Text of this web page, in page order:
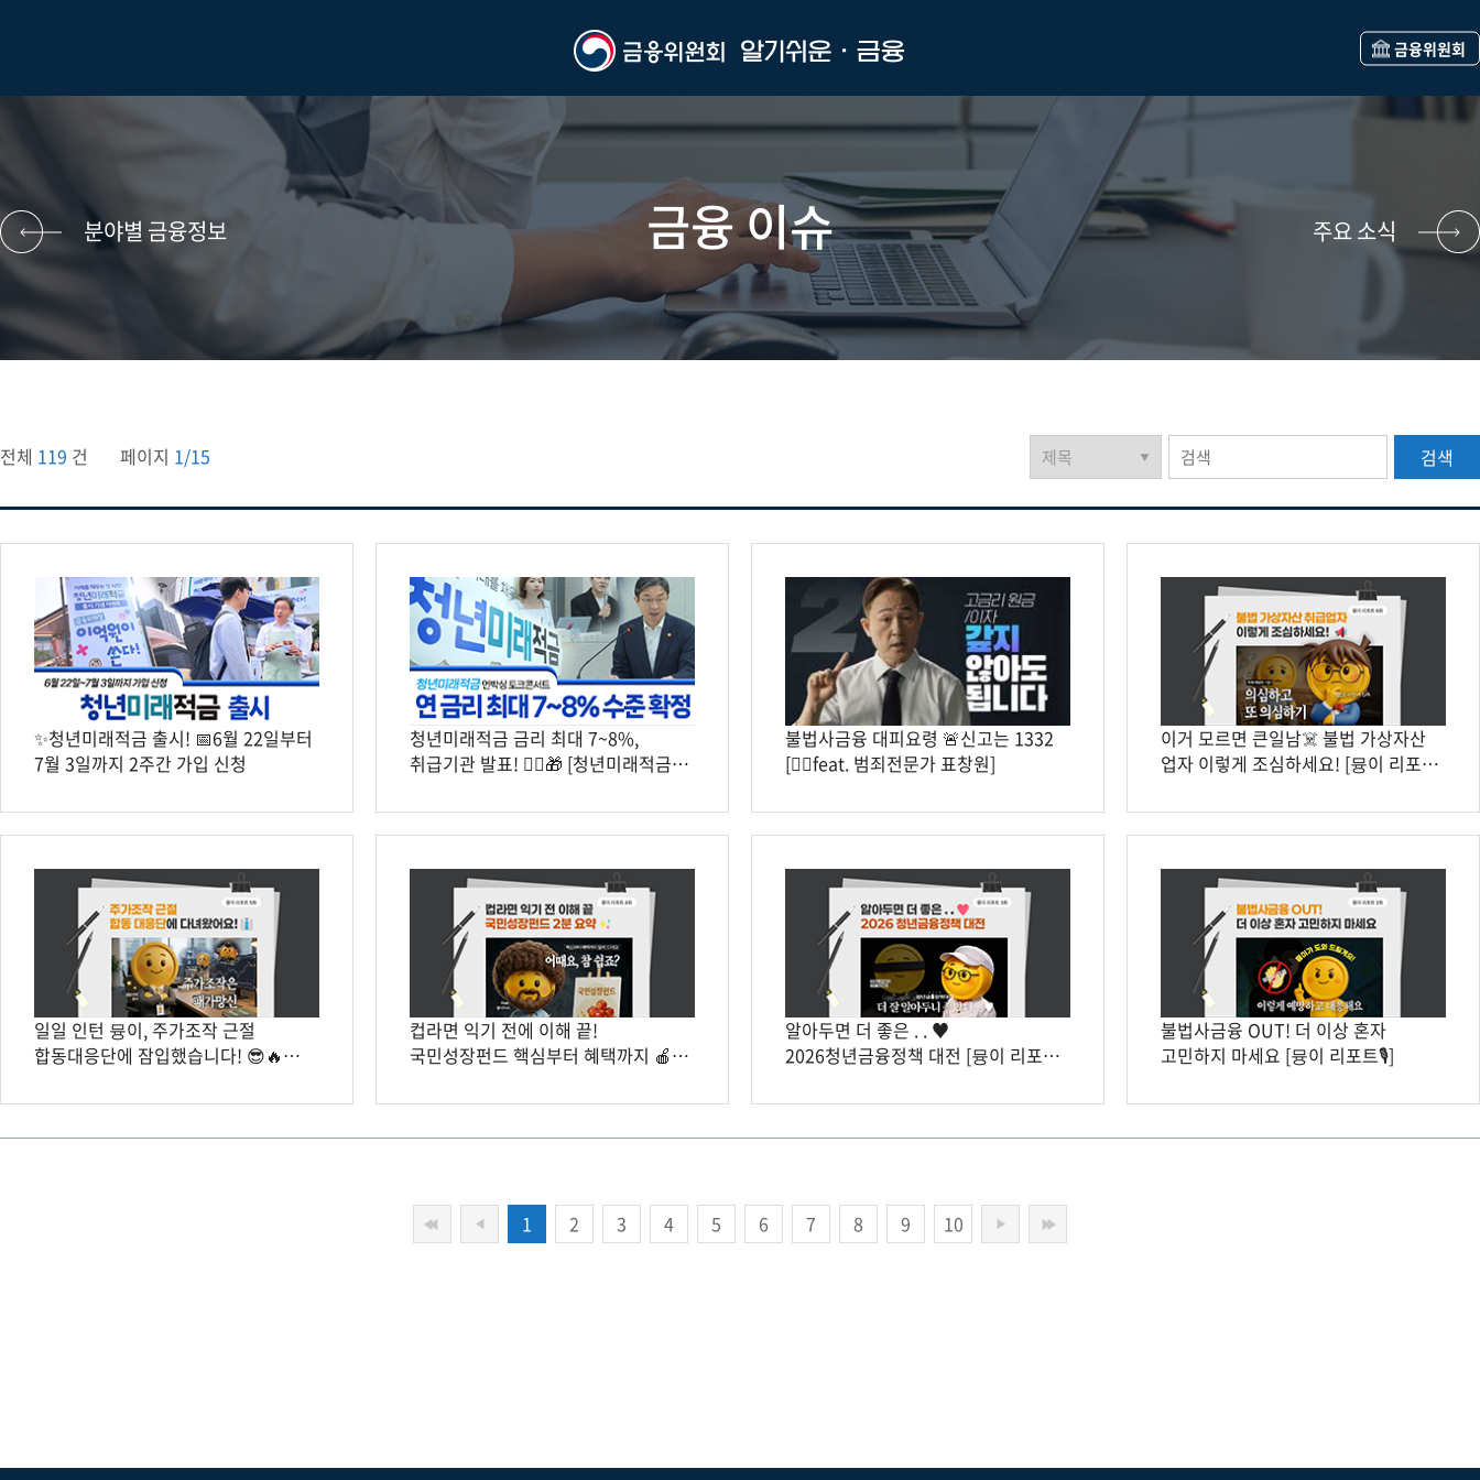
금융위원회
금융 이슈
분야별 금융정보 주요 소식
검색
전체 119 건 페이지 1/15
✨청년미래적금 출시! 📅6월 22일부터
7월 3일까지 2주간 가입 신청
청년미래적금 금리 최대 7~8%,
취급기관 발표! 🧚‍♀️🎁 [청년미래적금
불법사금융 대피요령 🚨신고는 1332
[🕵️‍♀️feat. 범죄전문가 표창원]
이거 모르면 큰일남☠️ 불법 가상자산
업자 이렇게 조심하세요! [뮹이 리포트
일일 인턴 뮹이, 주가조작 근절
합동대응단에 잠입했습니다! 😎🔥
컵라면 익기 전에 이해 끝!
국민성장펀드 핵심부터 혜택까지 🍎
알아두면 더 좋은 . . ♥️
2026청년금융정책 대전 [뮹이 리포트
불법사금융 OUT! 더 이상 혼자
고민하지 마세요 [뮹이 리포트🎙️]
1 2 3 4 5 6 7 8 9 10